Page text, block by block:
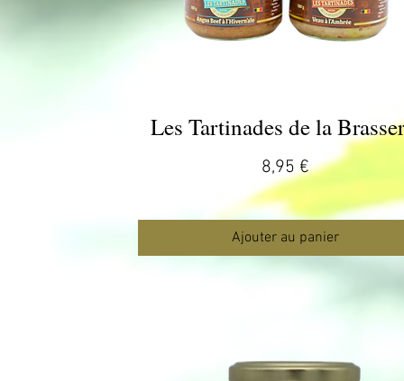
Aperçu rapide
Les Tartinades de la
Prix
8,95 €
Ajouter au panier